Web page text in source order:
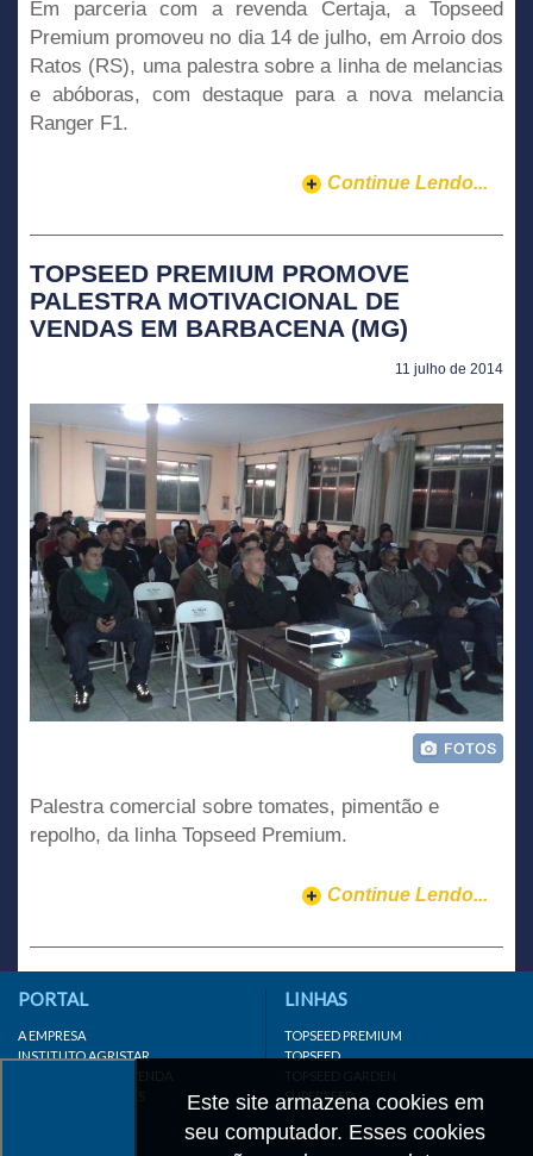
Em parceria com a revenda Certaja, a Topseed
Premium promoveu no dia 14 de julho, em Arroio dos
Ratos (RS), uma palestra sobre a linha de melancias
e abóboras, com destaque para a nova melancia
Ranger F1.
Continue Lendo...
TOPSEED PREMIUM PROMOVE
PALESTRA MOTIVACIONAL DE
VENDAS EM BARBACENA (MG)
11 julho de 2014
Palestra comercial sobre tomates, pimentão e
repolho, da linha Topseed Premium.
Continue Lendo...
Este site armazena cookies em
seu computador. Esses cookies
PORTAL
A EMPRESA
INSTITUTO AGRISTAR
DISTRIBUIDOR/REVENDA
LINKS IMPORTANTES
LINHAS
TOPSEED PREMIUM
TOPSEED
TOPSEED GARDEN
SUPERSEED